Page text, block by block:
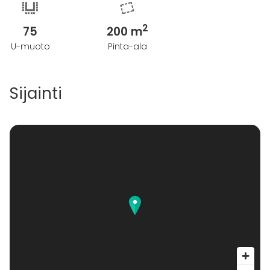
75
U-muoto
200 m2
Pinta-ala
Sijainti